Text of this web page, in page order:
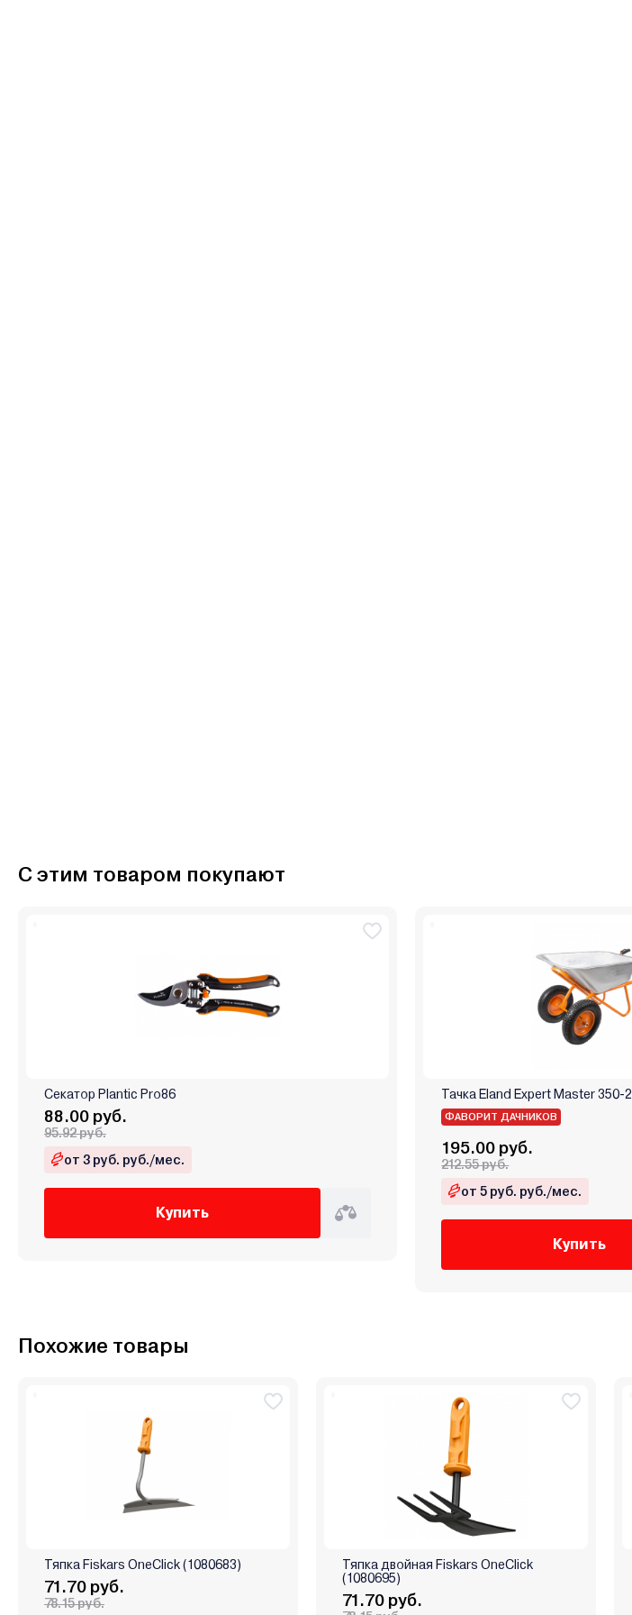
С этим товаром покупают
Секатор Plantic Pro86
88.00 руб.
95.92 руб.
от 3 руб. руб./мес.
Купить
Тачка Eland Expert Master 350-2
ФАВОРИТ ДАЧНИКОВ
195.00 руб.
212.55 руб.
от 5 руб. руб./мес.
Купить
Похожие товары
Тяпка Fiskars OneClick (1080683)
71.70 руб.
78.15 руб.
Тяпка двойная Fiskars OneClick
(1080695)
71.70 руб.